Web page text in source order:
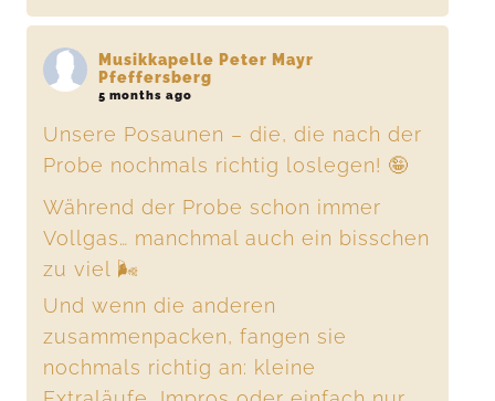
Musikkapelle Peter Mayr
Pfeffersberg
5 months ago
Unsere Posaunen – die, die nach der
Probe nochmals richtig loslegen! 🤪
Während der Probe schon immer
Vollgas… manchmal auch ein bisschen
zu viel 🌬️
Und wenn die anderen
zusammenpacken, fangen sie
nochmals richtig an: kleine